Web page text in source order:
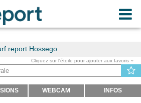
report Hossego...
Cliquez sur l'étoile pour ajouter aux favoris
WEBCAM INFOS